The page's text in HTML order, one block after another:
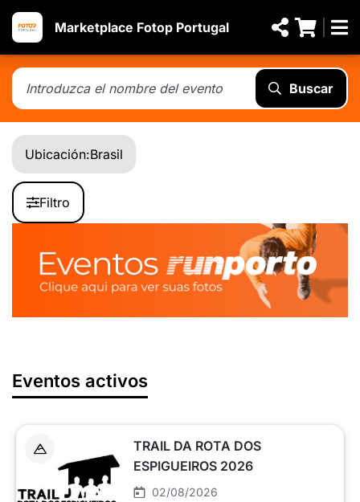
Marketplace Fotop Portugal
Buscar
Ubicación:Brasil
Filtro
Eventos activos
TRAIL DA ROTA DOS
ESPIGUEIROS 2026
02/08/2026